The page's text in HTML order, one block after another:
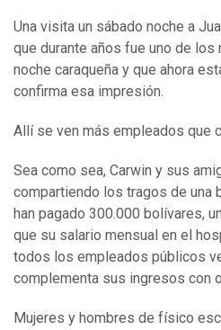
Una visita un sábado noche a
que durante años fue uno de
noche caraqueña y que ahora
confirma esa impresión.
Allí se ven más empleados que
Sea como sea, Carwin y sus
compartiendo los tragos de una
han pagado 300.000 bolívares,
que su salario mensual en el
todos los empleados públicos
complementa sus ingresos con
Mujeres y hombres de físico